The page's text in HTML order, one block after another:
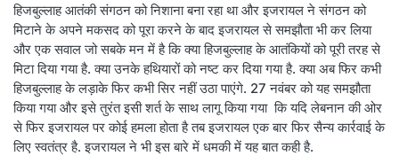
हिजबुल्लाह आतंकी संगठन को निशाना बना रहा था और इजरायल ने संगठन को
मिटाने के अपने मकसद को पूरा करने के बाद इजरायल से समझौता भी कर लिया
और एक सवाल जो सबके मन में है कि क्या हिजबुल्लाह के आतंकियों को पूरी तरह से
मिटा दिया गया है. क्या उनके हथियारों को नष्ट कर दिया गया है. क्या अब फिर कभी
हिजबुल्लाह के लड़ाके फिर कभी सिर नहीं उठा पाएंगे. 27 नवंबर को यह समझौता
किया गया और इसे तुरंत इसी शर्त के साथ लागू किया गया कि यदि लेबनान की ओर
से फिर इजरायल पर कोई हमला होता है तब इजरायल एक बार फिर सैन्य कार्रवाई के
लिए स्वतंत्र है. इजरायल ने भी इस बारे में धमकी में यह बात कही है.